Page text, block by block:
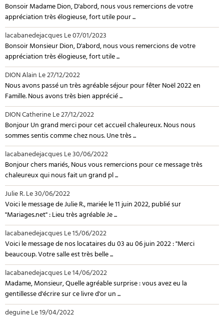
Bonsoir Madame Dion, D'abord, nous vous remercions de votre
appréciation très élogieuse, fort utile pour ...
lacabanedejacquesLe 07/01/2023
Bonsoir Monsieur Dion, D'abord, nous vous remercions de votre
appréciation très élogieuse, fort utile ...
DION AlainLe 27/12/2022
Nous avons passé un très agréable séjour pour fêter Noël 2022 en
Famille. Nous avons très bien apprécié ...
DION CatherineLe 27/12/2022
Bonjour Un grand merci pour cet accueil chaleureux. Nous nous
sommes sentis comme chez nous. Une très ...
lacabanedejacquesLe 30/06/2022
Bonjour chers mariés, Nous vous remercions pour ce message très
chaleureux qui nous fait un grand pl ...
Julie R.Le 30/06/2022
Voici le message de Julie R., mariée le 11 juin 2022, publié sur
"Mariages.net" : Lieu très agréable Je ...
lacabanedejacquesLe 15/06/2022
Voici le message de nos locataires du 03 au 06 juin 2022 : "Merci
beaucoup. Votre salle est très belle ...
lacabanedejacquesLe 14/06/2022
Madame, Monsieur, Quelle agréable surprise : vous avez eu la
gentillesse d'écrire sur ce livre d'or un ...